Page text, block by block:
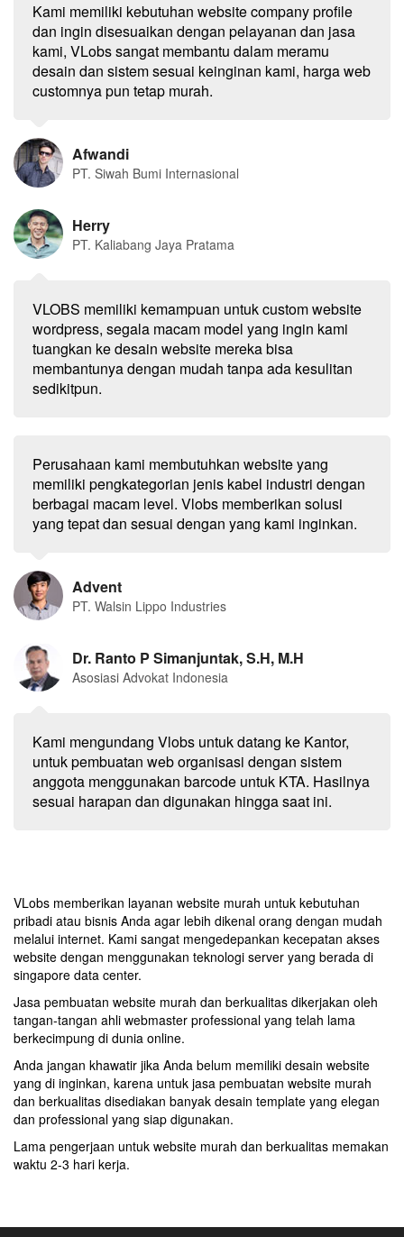
Kami memiliki kebutuhan website company profile
dan ingin disesuaikan dengan pelayanan dan jasa
kami, VLobs sangat membantu dalam meramu
desain dan sistem sesuai keinginan kami, harga web
customnya pun tetap murah.
Afwandi
PT. Siwah Bumi Internasional
Herry
PT. Kaliabang Jaya Pratama
VLOBS memiliki kemampuan untuk custom website
wordpress, segala macam model yang ingin kami
tuangkan ke desain website mereka bisa
membantunya dengan mudah tanpa ada kesulitan
sedikitpun.
Perusahaan kami membutuhkan website yang
memiliki pengkategorian jenis kabel industri dengan
berbagai macam level. Vlobs memberikan solusi
yang tepat dan sesuai dengan yang kami inginkan.
Advent
PT. Walsin Lippo Industries
Dr. Ranto P Simanjuntak, S.H, M.H
Asosiasi Advokat Indonesia
Kami mengundang Vlobs untuk datang ke Kantor,
untuk pembuatan web organisasi dengan sistem
anggota menggunakan barcode untuk KTA. Hasilnya
sesuai harapan dan digunakan hingga saat ini.
VLobs memberikan layanan website murah untuk kebutuhan
pribadi atau bisnis Anda agar lebih dikenal orang dengan mudah
melalui internet. Kami sangat mengedepankan kecepatan akses
website dengan menggunakan teknologi server yang berada di
singapore data center.
Jasa pembuatan website murah dan berkualitas dikerjakan oleh
tangan-tangan ahli webmaster professional yang telah lama
berkecimpung di dunia online.
Anda jangan khawatir jika Anda belum memiliki desain website
yang di inginkan, karena untuk jasa pembuatan website murah
dan berkualitas disediakan banyak desain template yang elegan
dan professional yang siap digunakan.
Lama pengerjaan untuk website murah dan berkualitas memakan
waktu 2-3 hari kerja.